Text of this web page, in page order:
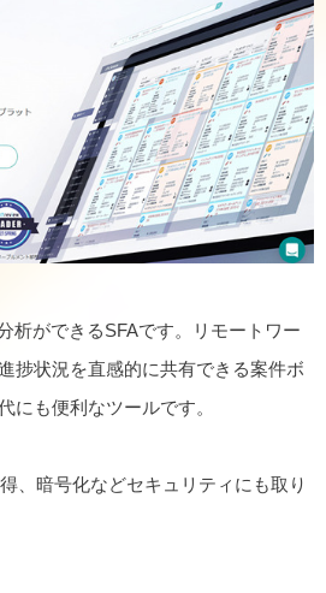
析ができるSFAです。リモートワー
捗状況を直感的に共有できる案件ボ
にも便利なツールです。
、暗号化などセキュリティにも取り